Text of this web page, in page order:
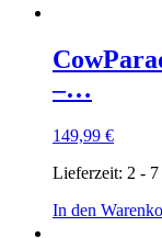
–…
149,99 €
Lieferzeit: 2 - 7
In den